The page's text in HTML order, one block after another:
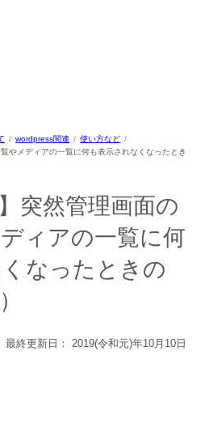
wordpress関連
使い方など
やメディアの一覧に何も表示されなくなったとき
突然管理画面の
ィアの一覧に何
なったときの
最終更新日： 2019(令和元)年10月10日